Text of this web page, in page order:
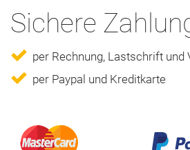
Sichere
per Rechnung, Lastschrift und
per Paypal und Kreditkarte